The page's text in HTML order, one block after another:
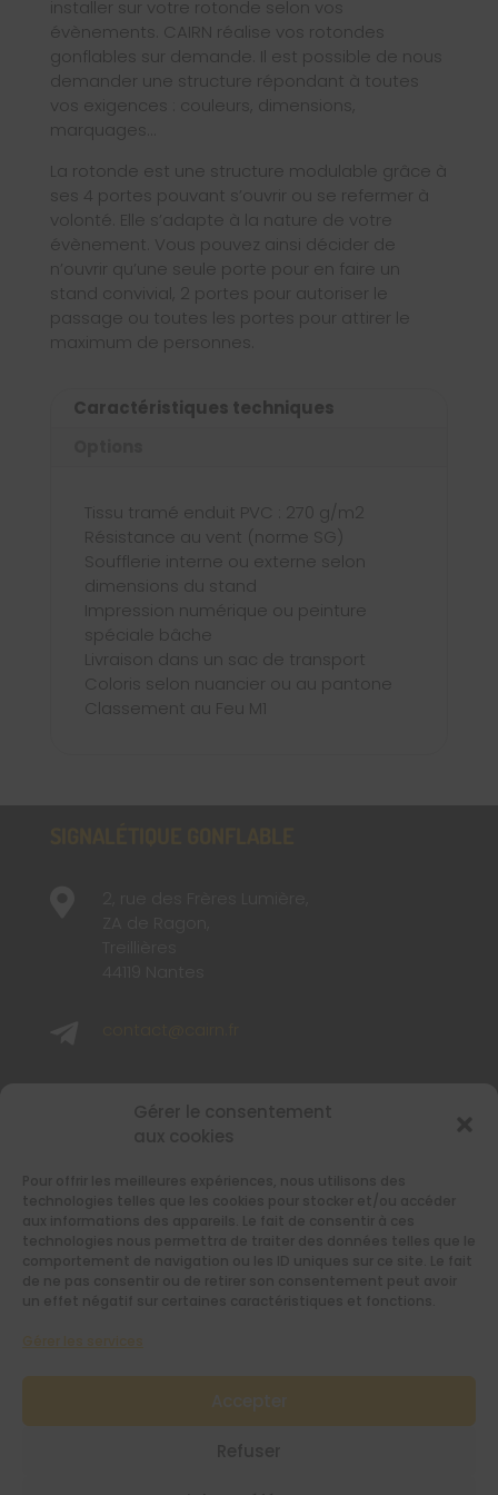
installer sur votre rotonde selon vos
évènements. CAIRN réalise vos rotondes
gonflables sur demande. Il est possible de nous
demander une structure répondant à toutes
vos exigences : couleurs, dimensions,
marquages…
La rotonde est une structure modulable grâce à
ses 4 portes pouvant s’ouvrir ou se refermer à
volonté. Elle s’adapte à la nature de votre
évènement. Vous pouvez ainsi décider de
n’ouvrir qu’une seule porte pour en faire un
stand convivial, 2 portes pour autoriser le
passage ou toutes les portes pour attirer le
maximum de personnes.
Caractéristiques techniques
Tissu tramé enduit PVC : 270 g/m2
Résistance au vent (norme SG)
Soufflerie interne ou externe selon
dimensions du stand
Impression numérique ou peinture
spéciale bâche
Livraison dans un sac de transport
Coloris selon nuancier ou au pantone
Classement au Feu M1